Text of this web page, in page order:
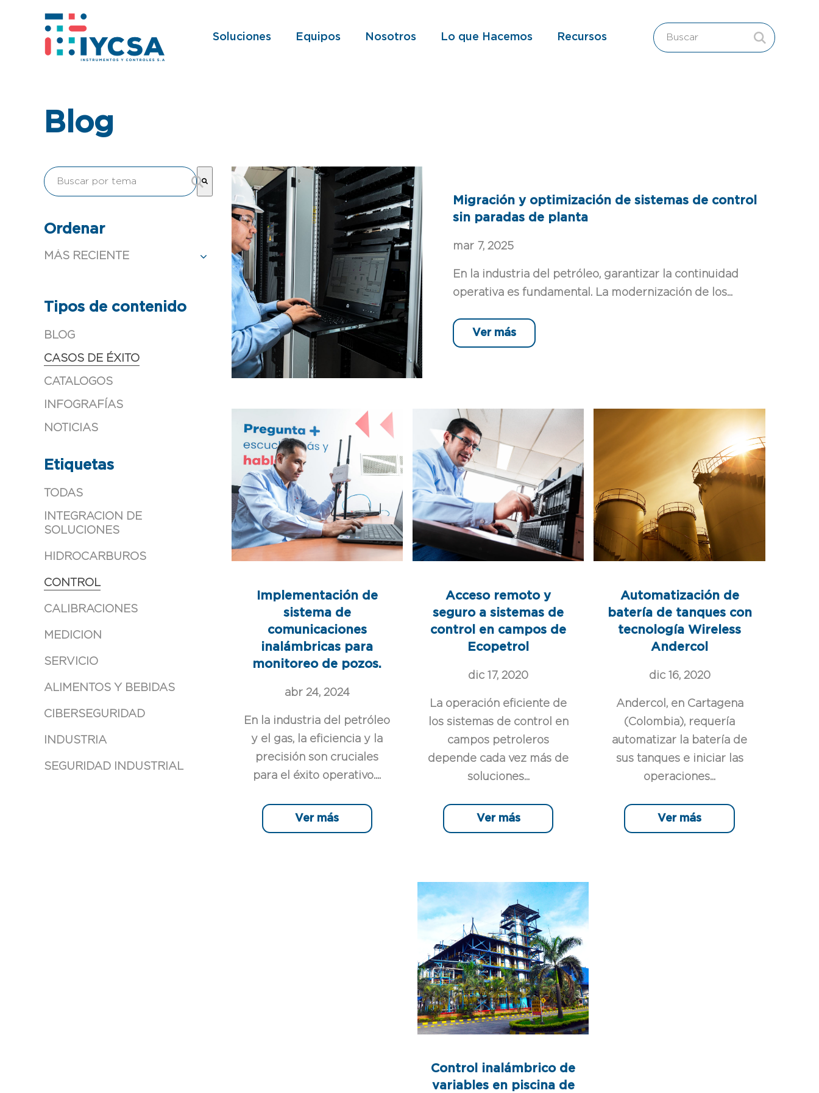
Soluciones Equipos Nosotros Lo que Hacemos Recursos
Blog
Esto es un campo de búsqueda con una función de texto predictivo.
No hay sugerencias porque el campo de búsqueda está vacío.
Ordenar
Tipos de contenido
BLOG
CASOS DE ÉXITO
CATALOGOS
INFOGRAFÍAS
NOTICIAS
Etiquetas
TODAS
INTEGRACION DE
SOLUCIONES
HIDROCARBUROS
CONTROL
CALIBRACIONES
MEDICION
SERVICIO
ALIMENTOS Y BEBIDAS
CIBERSEGURIDAD
INDUSTRIA
SEGURIDAD INDUSTRIAL
Migración y optimización de sistemas de control
sin paradas de planta
mar 7, 2025
En la industria del petróleo, garantizar la continuidad
operativa es fundamental. La modernización de los...
Ver más
Implementación de
sistema de
comunicaciones
inalámbricas para
monitoreo de pozos.
abr 24, 2024
En la industria del petróleo
y el gas, la eficiencia y la
precisión son cruciales
para el éxito operativo....
Ver más
Acceso remoto y
seguro a sistemas de
control en campos de
Ecopetrol
dic 17, 2020
La operación eficiente de
los sistemas de control en
campos petroleros
depende cada vez más de
soluciones...
Ver más
Automatización de
batería de tanques con
tecnología Wireless
Andercol
dic 16, 2020
Andercol, en Cartagena
(Colombia), requería
automatizar la batería de
sus tanques e iniciar las
operaciones...
Ver más
Control inalámbrico de
variables en piscina de